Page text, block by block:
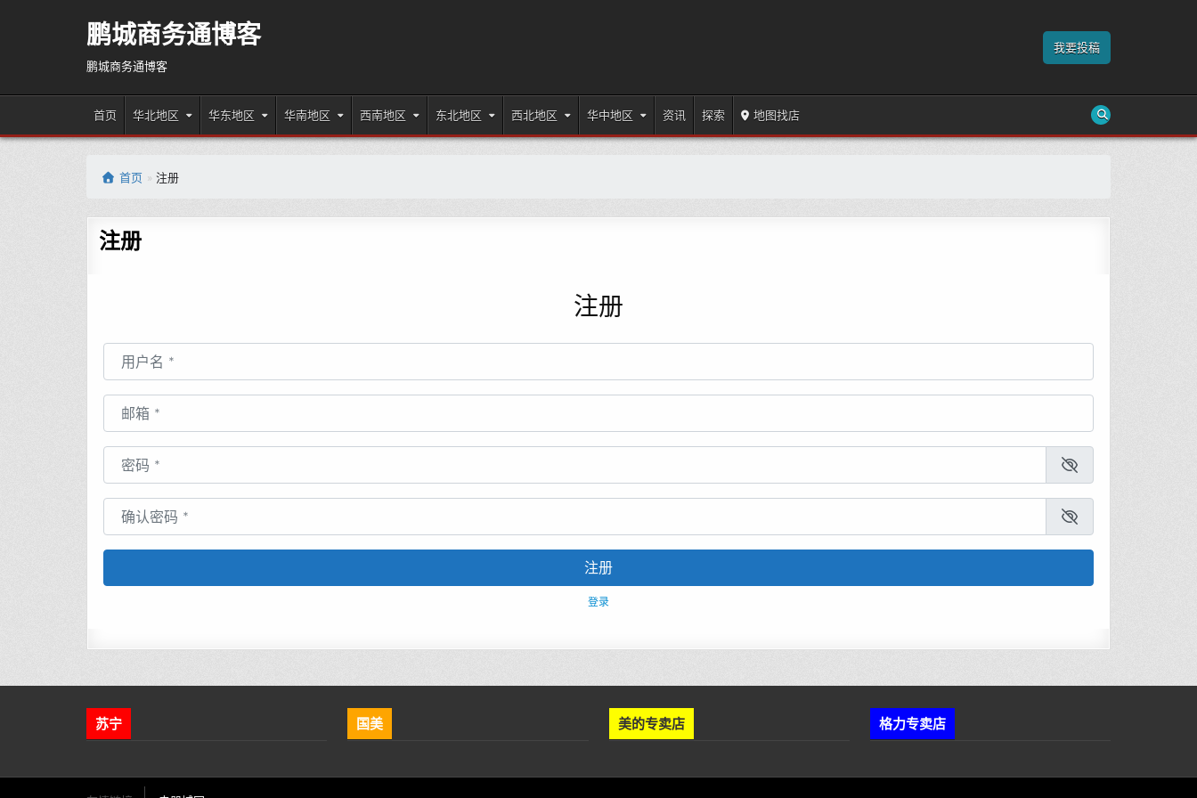
鹏城商务通博客
鹏城商务通博客
我要投稿
首页 华北地区 华东地区 华南地区 西南地区 东北地区 西北地区 华中地区 资讯 探索 地图找店
首页 » 注册
注册
注册
用户名
邮箱*
密码 *
确认密码 *
注册
登录
苏宁 国美 美的专卖店 格力专卖店